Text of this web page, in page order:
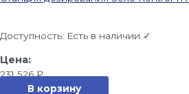
Доступность: Есть в наличии ✓
231 526₽
В корзину